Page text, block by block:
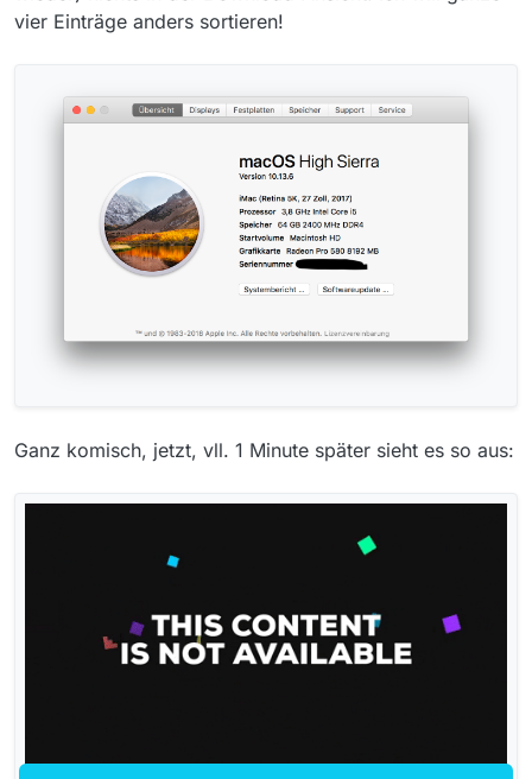
vier Einträge anders sortieren!
Ganz komisch, jetzt, vll. 1 Minute später sieht es so aus: